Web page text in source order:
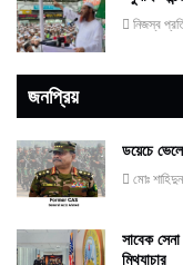
নিজস্ব
জনপ্রিয়
ডয়েচে
মোঃ
সাবেক
মিথ্যাচার